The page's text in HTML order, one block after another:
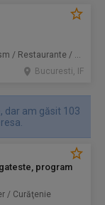
Full time | Necalificat | Turism / Restaurante / Hoteluri
Bucuresti, IF
dar am găsit 103
program
/ Curăţenie